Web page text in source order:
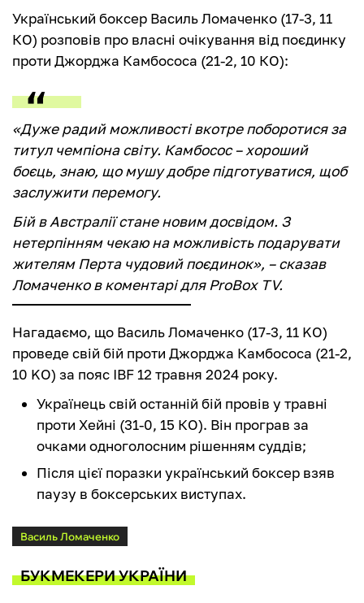
Український боксер Василь Ломаченко (17-3, 11
КО) розповів про власні очікування від поєдинку
проти Джорджа Камбососа (21-2, 10 КО):
«Дуже радий можливості вкотре поборотися за
титул чемпіона світу. Камбосос – хороший
боєць, знаю, що мушу добре підготуватися, щоб
заслужити перемогу.
Бій в Австралії стане новим досвідом. З
нетерпінням чекаю на можливість подарувати
жителям Перта чудовий поєдинок», – сказав
Ломаченко в коментарі для ProBox TV.
Нагадаємо, що Василь Ломаченко (17-3, 11 KO)
проведе свій бій проти Джорджа Камбососа (21-2,
10 KO) за пояс IBF 12 травня 2024 року.
Українець свій останній бій провів у травні
проти Хейні (31-0, 15 КО). Він програв за
очками одноголосним рішенням суддів;
Після цієї поразки український боксер взяв
паузу в боксерських виступах.
Василь Ломаченко
БУКМЕКЕРИ УКРАЇНИ